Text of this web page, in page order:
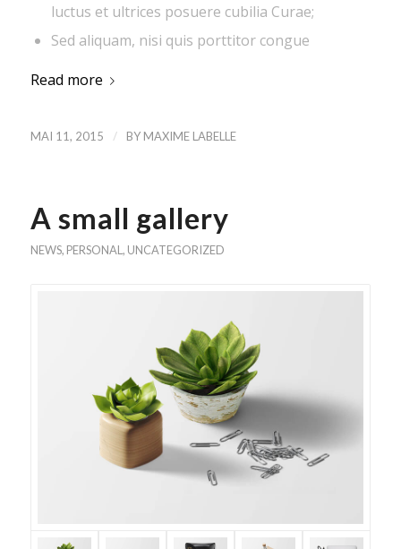
luctus et ultrices posuere cubilia Curae;
Sed aliquam, nisi quis porttitor congue
Read more
MAI 11, 2015 / BY MAXIME LABELLE
A small gallery
NEWS, PERSONAL, UNCATEGORIZED